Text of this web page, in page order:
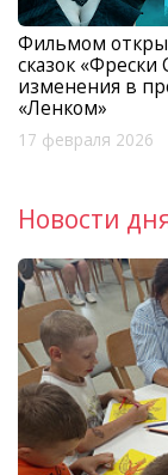
Фильмом
сказок
изменения в
«Ленком»
17 февраля 2026
Новости